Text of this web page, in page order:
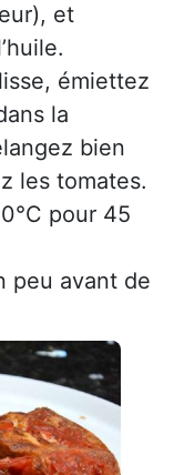
et
émiettez
la
bien
les tomates.
pour 45
peu avant de